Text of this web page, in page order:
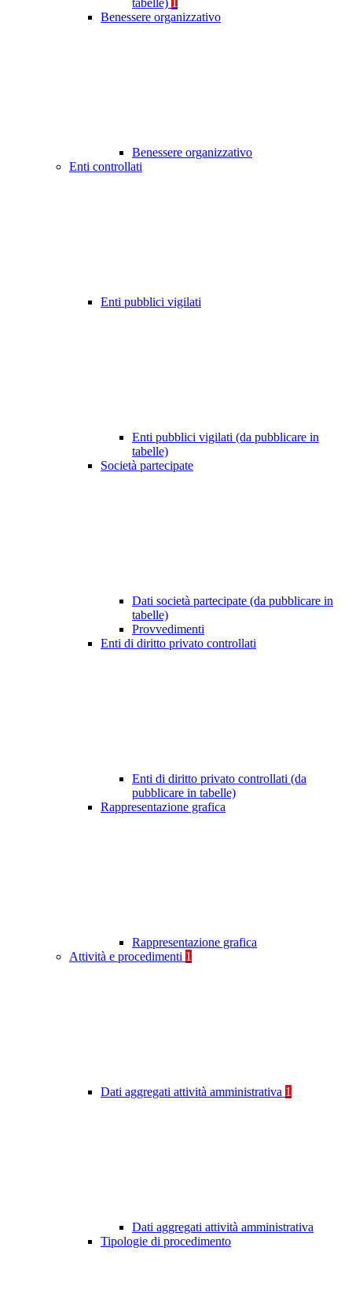
tabelle)
Benessere organizzativo
Benessere organizzativo
Enti controllati
Enti pubblici vigilati
Enti pubblici vigilati (da pubblicare in
tabelle)
Società partecipate
Dati società partecipate (da pubblicare in
tabelle)
Provvedimenti
Enti di diritto privato controllati
Enti di diritto privato controllati (da
pubblicare in tabelle)
Rappresentazione grafica
Rappresentazione grafica
Attività e procedimenti 1
Dati aggregati attività amministrativa 1
Dati aggregati attività amministrativa
Tipologie di procedimento